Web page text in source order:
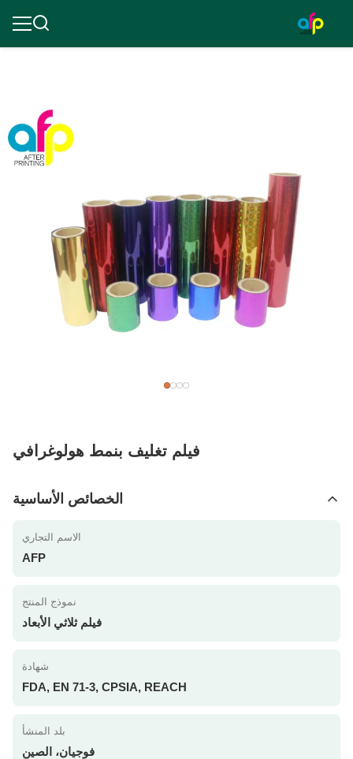
فيلم تغليف بنمط هولوغرافي
الخصائص الأساسية
الاسم التجاري
AFP
نموذج المنتج
فيلم ثلاثي الأبعاد
شهادة
FDA, EN 71-3, CPSIA, REACH
بلد المنشأ
فوجيان، الصين